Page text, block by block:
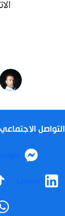
التواصل الاجتماعي
LinkedIn